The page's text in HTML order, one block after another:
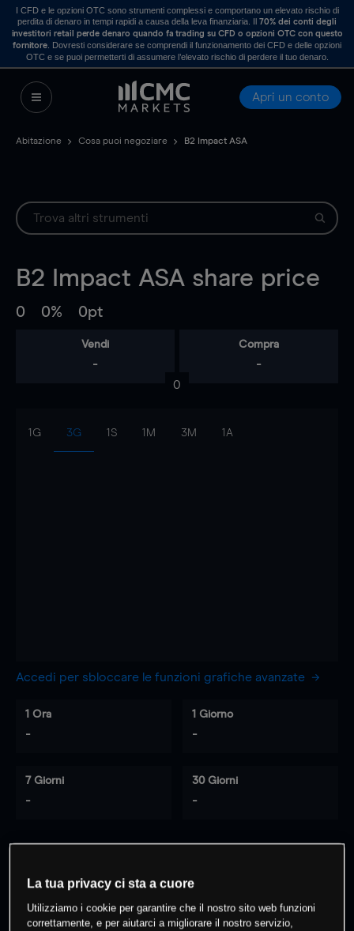
I CFD e le opzioni OTC sono strumenti complessi e comportano un elevato rischio di
perdita di denaro in tempi rapidi a causa della leva finanziaria. Il70% dei conti degli
investitori retail perde denaro quando fa trading su CFD o opzioni OTC con questo
fornitore . Dovresti considerare se comprendi il funzionamento dei CFD e delle opzioni
OTC e se puoi permetterti di assumere l’elevato rischio di perdere il tuo denaro.
Apri un conto
Abitazione Cosa puoi negoziare B2 Impact ASA
B2 Impact ASA share price
0 0% 0pt
Vendi
-
Compra
-
0
1G 3G 1S 1M 3M 1A
Accedi per sbloccare le funzioni grafiche avanzate
1 Ora
-
1 Giorno
-
7 Giorni
-
30 Giorni
-
questo prodotto
La tua privacy ci sta a cuore
Utilizziamo i cookie per garantire che il nostro sito web funzioni
correttamente, e per aiutarci a migliorare il nostro servizio,